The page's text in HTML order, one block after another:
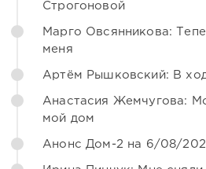
Строгоновой
Марго Овсянникова:
меня
Артём Рышковский: В
Анастасия Жемчугова:
мой дом
Анонс Дом-2 на 6/08/